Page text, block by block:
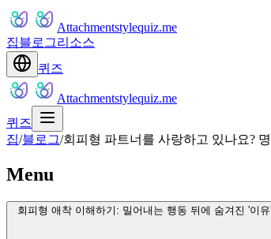
Attachmentstylequiz.me
집블로그리소스
퀴즈
Attachmentstylequiz.me
퀴즈
집/블로그/회피형 파트너를 사랑하고 있나요?
Menu
회피형 애착 이해하기: 밀어내는 행동 뒤에 숨겨진 '이유'